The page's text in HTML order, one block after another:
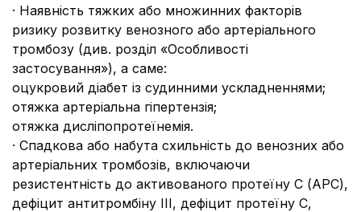
· Наявність тяжких або множинних факторів
ризику розвитку венозного або артеріального
тромбозу (див. розділ «Особливості
застосування»), а саме:
oцукровий діабет із судинними ускладненнями;
oтяжка артеріальна гіпертензія;
oтяжка дисліпопротеїнемія.
· Спадкова або набута схильність до венозних або
артеріальних тромбозів, включаючи
резистентність до активованого протеїну С (АРС),
дефіцит антитромбіну ІІІ, дефіцит протеїну С,